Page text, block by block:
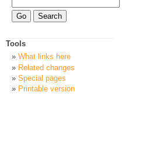
Tools
What links here
Related changes
Special pages
Printable version